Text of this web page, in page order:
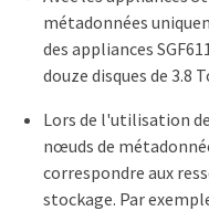
métadonnées
des appliances
douze disques de 3.8
Lors de l'utilisation
nœuds de
correspondre aux
stockage. Par